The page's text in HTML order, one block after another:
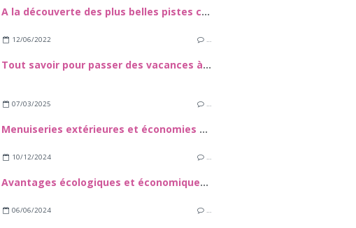
A la découverte des plus belles pistes cyclables du monde
12/06/2022 …
Tout savoir pour passer des vacances à Jijel
07/03/2025 …
Menuiseries extérieures et économies d'énergie
10/12/2024 …
Avantages écologiques et économiques des vêtements recyclés
06/06/2024 …